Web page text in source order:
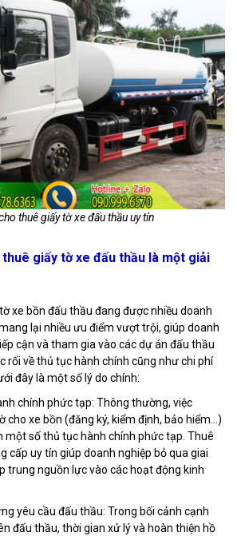
thuê giấy tờ xe đấu thầu uy tín
giấy tờ xe đấu thầu là một giải
xe bồn đấu thầu đang được nhiều doanh
lại nhiều ưu điểm vượt trội, giúp doanh
cận và tham gia vào các dự án đấu thầu
rối về thủ tục hành chính cũng như chi phí
đây là một số lý do chính:
chính phức tạp: Thông thường, việc
cho xe bồn (đăng ký, kiểm định, bảo hiểm…)
một số thủ tục hành chính phức tạp. Thuê
cấp uy tín giúp doanh nghiệp bỏ qua giai
trung nguồn lực vào các hoạt động kinh
yêu cầu đấu thầu: Trong bối cảnh cạnh
đấu thầu, thời gian xử lý và hoàn thiện hồ